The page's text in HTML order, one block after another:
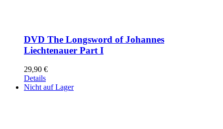
DVD The Longsword of Johannes
Liechtenauer Part I
29,90 €
Details
Nicht auf Lager